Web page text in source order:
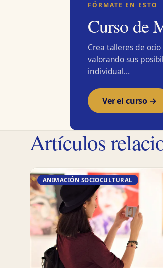
FÓRMATE EN ESTO
Curso de
Crea talleres de
valorando sus
individual…
Ver el curso →
Artículos
ANIMACIÓN SOCIOCULTURAL